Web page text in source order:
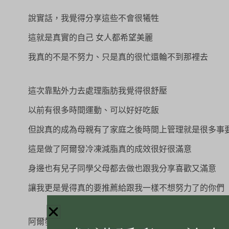
說實話，我覺得分享這些不會很犧牲
這就是真實的自己 女人都希望美麗
我真的不是不努力、只是真的很忙還輪不到那裡去
這次靠點外力去處理脂肪我覺得很舒壓
以前有很多時間運動、可以好好吃飯
但說真的成為母親有了家庭之後時間上管理就是很多事
這是做了阿爾發冷凍減脂真的成效很好很滿意
身邊也有兒子同學父母都去做也跟我分享喜歡又滿意
讓我更是覺得真的要推薦給跟我一樣不想努力了的你們
阿爾發冷凍減脂是非侵入式療程